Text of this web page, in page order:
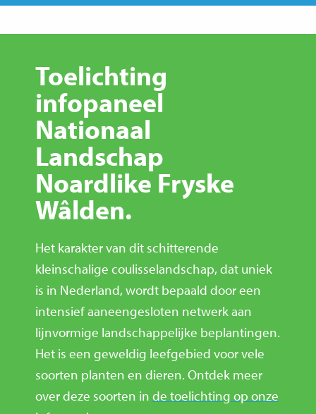
Toelichting
infopaneel
Nationaal
Landschap
Noardlike Fryske
Wâlden.
Het karakter van dit schitterende
kleinschalige coulisselandschap, dat uniek
is in Nederland, wordt bepaald door een
intensief aaneengesloten netwerk aan
lijnvormige landschappelijke beplantingen.
Het is een geweldig leefgebied voor vele
soorten planten en dieren. Ontdek meer
over deze soorten in de toelichting op onze